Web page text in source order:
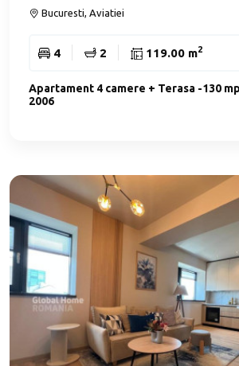
Bucuresti, Aviatiei
4 2 119.00 m2
Apartament 4 camere + Terasa -130
2006